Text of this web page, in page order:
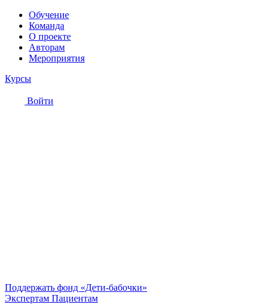
Обучение
Команда
О проекте
Авторам
Мероприятия
Курсы
Войти
Поддержать фонд «Дети-бабочки»
Экспертам Пациентам